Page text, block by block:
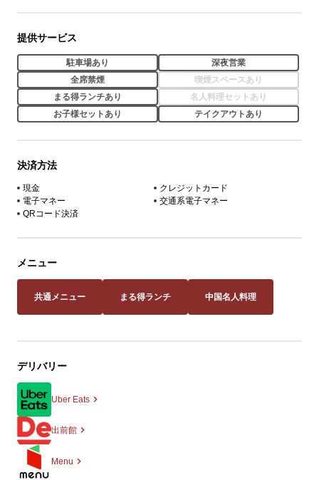
提供サービス
駐車場あり
深夜営業
全席禁煙
喫煙スペースあり
まる得ランチあり
名人料理セットあり
お子様セットあり
テイクアウトあり
決済方法
現金
クレジットカード
電子マネー
交通系電子マネー
QRコード決済
メニュー
共通メニュー まる得ランチ 中国名人料理
デリバリー
Uber Eats
出前館
Menu